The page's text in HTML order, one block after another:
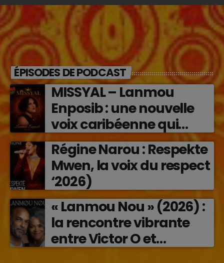
ÉPISODES DE PODCAST
MISSYAL – Lanmou
Enposib : une nouvelle
voix caribéenne qui
transforme les émotions
en musique (2026)
Régine Narou : Respekte
Mwen, la voix du respect
‘2026)
« Lanmou Nou » (2026) :
la rencontre vibrante
entre Victor O et